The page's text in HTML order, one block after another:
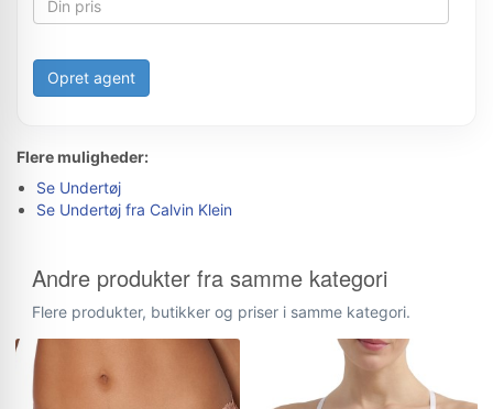
Opret agent
Flere muligheder:
Se Undertøj
Se Undertøj fra Calvin Klein
Andre produkter fra samme kategori
Flere produkter, butikker og priser i samme kategori.